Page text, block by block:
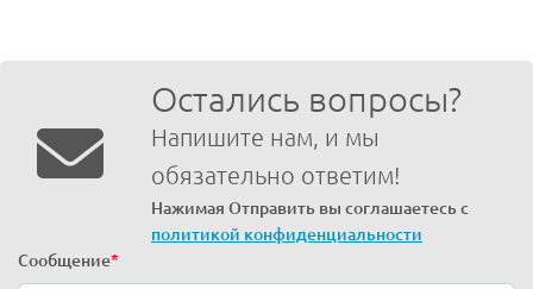
Остались вопросы?
Напишите нам, и мы
обязательно ответим!
Нажимая Отправить вы соглашаетесь с
политикой конфиденциальности
Сообщение*